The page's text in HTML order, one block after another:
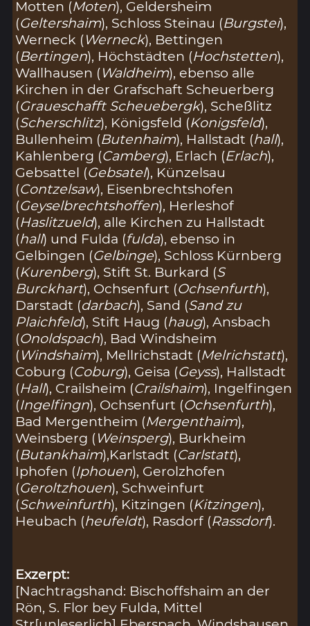
Motten (Moten), Geldersheim
(Geltershaim), Schloss Steinau (Burgstei),
Werneck (Werneck), Bettingen
(Bertingen), Höchstädten (Hochstetten),
Wallhausen (Waldheim), ebenso alle
Kirchen in der Grafschaft Scheuerberg
(Graueschafft Scheuebergk), Scheßlitz
(Scherschlitz), Königsfeld (Konigsfeld),
Bullenheim (Butenhaim), Hallstadt (hall),
Kahlenberg (Camberg), Erlach (Erlach),
Gebsattel (Gebsatel), Künzelsau
(Contzelsaw), Eisenbrechtshofen
(Geyselbrechtshoffen), Herleshof
(Haslitzueld), alle Kirchen zu Hallstadt
(hall) und Fulda (fulda), ebenso in
Gelbingen (Gelbinge), Schloss Kürnberg
(Kurenberg), Stift St. Burkard (S
Burckhart), Ochsenfurt (Ochsenfurth),
Darstadt (darbach), Sand (Sand zu
Plaichfeld), Stift Haug (haug), Ansbach
(Onoldspach), Bad Windsheim
(Windshaim), Mellrichstadt (Melrichstatt),
Coburg (Coburg), Geisa (Geyss), Hallstadt
(Hall), Crailsheim (Crailshaim), Ingelfingen
(Ingelfingn), Ochsenfurt (Ochsenfurth),
Bad Mergentheim (Mergenthaim),
Weinsberg (Weinsperg), Burkheim
(Butankhaim),Karlstadt (Carlstatt),
Iphofen (Iphouen), Gerolzhofen
(Geroltzhouen), Schweinfurt
(Schweinfurth), Kitzingen (Kitzingen),
Heubach (heufeldt), Rasdorf (Rassdorf).
Exzerpt:
[Nachtragshand: Bischoffshaim an der
Rön, S. Flor bey Fulda, Mittel